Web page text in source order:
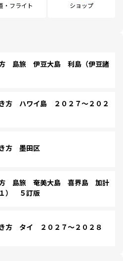
・フライト ショップ
島旅 伊豆大島 利島（伊豆諸
方 ハワイ島 ２０２７～２０２
方 墨田区
方 島旅 奄美大島 喜界島 加計
） ５訂版
方 タイ ２０２７～２０２８